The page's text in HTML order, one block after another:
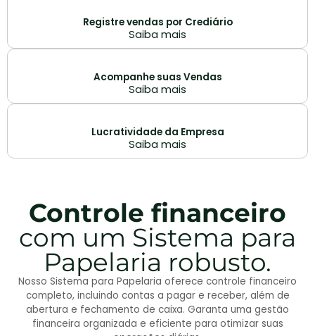
Registre vendas por Crediário
Saiba mais
Acompanhe suas Vendas
Saiba mais
Lucratividade da Empresa
Saiba mais
Controle financeiro
com um Sistema para
Papelaria robusto.
Nosso Sistema para Papelaria oferece controle financeiro
completo, incluindo contas a pagar e receber, além de
abertura e fechamento de caixa. Garanta uma gestão
financeira organizada e eficiente para otimizar suas